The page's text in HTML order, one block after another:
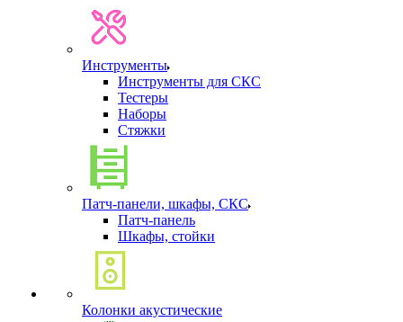
Инструменты
Инструменты для СКС
Тестеры
Наборы
Стяжки
Патч-панели, шкафы, СКС
Патч-панель
Шкафы, стойки
Колонки акустические